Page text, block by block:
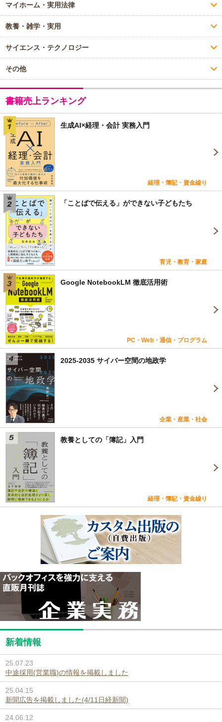
マイホーム・実用法律
教養・雑学・実用
サイエンス・テクノロジー
その他
書籍売上ランキング
生成AI×経理・会計 実務入門
経理・簿記・資金繰り
「ことばで伝える」ができない子どもたち
育児・教育・家庭
Google NotebookLM 徹底活用術
PC・Web・通信・プログラム
2025-2035 サイバー空間の地政学
企業・産業・社会
教養としての「簿記」入門
経理・簿記・資金繰り
新着情報
25.07.23
中途採用(営業職)の情報を掲載しました
25.04.15
新聞広告を掲載しました(4/11日経新聞)
24.06.12